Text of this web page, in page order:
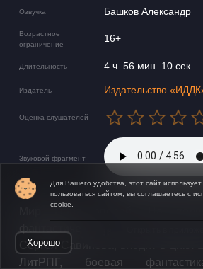
Озвучка Башков Александр
Возрастное
ограничение
16+
Длительность 4 ч. 56 мин. 10 сек.
Издатель Издательство
Оценка слушателей
Звуковой фрагмент
Сергея Савинова, входит в цикл
ЛитРПГ, боевая
Для Вашего удобства, этот сайт
пользоваться сайтом, вы соглашаетесь с
cookie.
Хорошо